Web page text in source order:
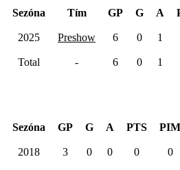
Sezóna Tím GP G A
2025 Preshow 6 0 1
Total - 6 0 1
Sezóna GP G A PTS PIM
2018 3 0 0 0 0